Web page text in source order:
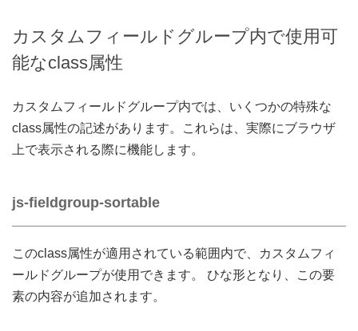
カスタムフィールドグループ内で使用可
能なclass属性
カスタムフィールドグループ内では、いくつかの特殊な
class属性の記述があります。これらは、実際にブラウザ
上で表示される際に機能します。
js-fieldgroup-sortable
このclass属性が適用されている範囲内で、カスタムフィ
ールドグループが使用できます。 ひな形となり、この要
素の内容が追加されます。